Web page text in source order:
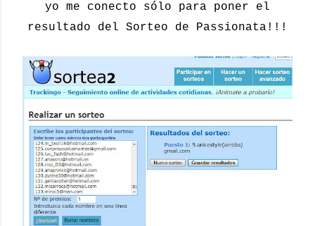
yo me conecto sólo para poner el
resultado del Sorteo de Passionata!!!